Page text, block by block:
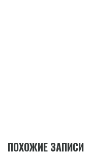
ПОХОЖИЕ ЗАПИСИ